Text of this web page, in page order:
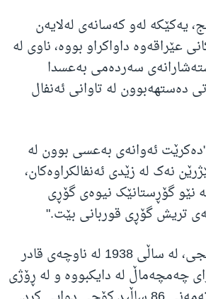
یەکێکە لەو کەسانەی لەلایەن
عێراقەوە داواکراو بووە، ناوی لە
سەردەمی بەعسدا
دەستهەبوون لە تاوانی ئەنفال
ئەوانەی بەعسی بوون لە
نەک لە زێدی ئەنفالکراوەکان،
نێو گۆڕستانێک نیوەی گۆڕی
تریش گۆڕی قوربانی بێت."
شێخ جەعفەر بەرزنجی، لە ساڵی 1938 لە ناوچەی قادر
چەمچەماڵ لە دایکبووە و لە ڕۆژی